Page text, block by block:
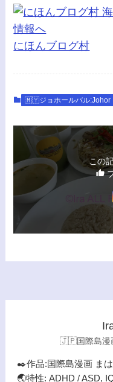
にほんブログ村
🇲🇾ジョホールバル:Johor
この
🇯🇵国際島漫
✒️作品:国際島漫画 ま
🌏特性: ADHD / ASD,